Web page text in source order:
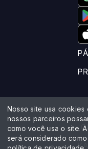
Nosso site usa
nossos parceiros
como você usa o site.
será considerado